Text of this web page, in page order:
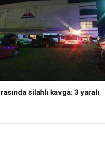
silahlı kavga: 3 yaralı